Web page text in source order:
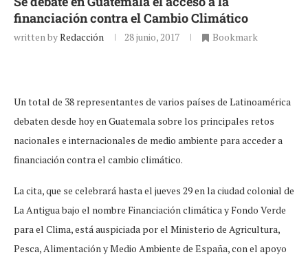
financiación contra el Cambio Climático
written byRedacción 28 junio, 2017 Bookmark
Un total de 38 representantes de varios países de Latinoamérica
debaten desde hoy en Guatemala sobre los principales retos
nacionales e internacionales de medio ambiente para acceder a
financiación contra el cambio climático.
La cita, que se celebrará hasta el jueves 29 en la ciudad colonial de
La Antigua bajo el nombre Financiación climática y Fondo Verde
para el Clima, está auspiciada por el Ministerio de Agricultura,
Pesca, Alimentación y Medio Ambiente de España, con el apoyo